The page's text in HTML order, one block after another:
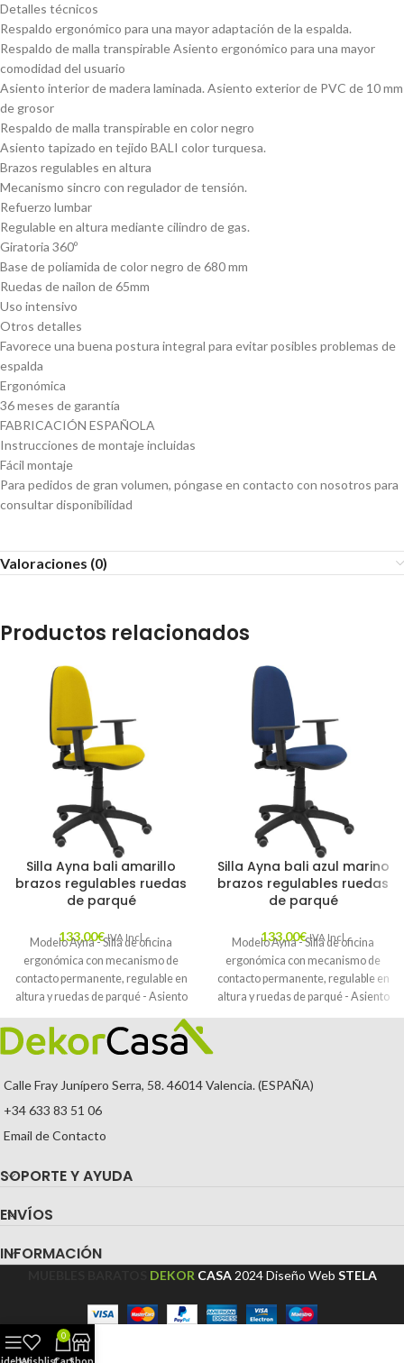
Detalles técnicos
Respaldo ergonómico para una mayor adaptación de la espalda.
Respaldo de malla transpirable Asiento ergonómico para una mayor
comodidad del usuario
Asiento interior de madera laminada. Asiento exterior de PVC de 10 mm
de grosor
Respaldo de malla transpirable en color negro
Asiento tapizado en tejido BALI color turquesa.
Brazos regulables en altura
Mecanismo sincro con regulador de tensión.
Refuerzo lumbar
Regulable en altura mediante cilindro de gas.
Giratoria 360º
Base de poliamida de color negro de 680 mm
Ruedas de nailon de 65mm
Uso intensivo
Otros detalles
Favorece una buena postura integral para evitar posibles problemas de
espalda
Ergonómica
36 meses de garantía
FABRICACIÓN ESPAÑOLA
Instrucciones de montaje incluidas
Fácil montaje
Para pedidos de gran volumen, póngase en contacto con nosotros para
consultar disponibilidad
Valoraciones (0)
Productos relacionados
Silla Ayna bali amarillo
brazos regulables ruedas
de parqué
133,00€ IVA Incl.
Modelo Ayna - Silla de oficina
ergonómica con mecanismo de
contacto permanente, regulable en
altura y ruedas de parqué - Asiento
y respaldo tapizados en tejido BALI
color amarillo (BRAZOS
REGULABLES EN ALTURA)
Silla Ayna bali azul marino
brazos regulables ruedas
de parqué
133,00€ IVA Incl.
Modelo Ayna - Silla de oficina
ergonómica con mecanismo de
contacto permanente, regulable en
altura y ruedas de parqué - Asiento
y respaldo tapizados en tejido BALI
Calle Fray Junípero Serra, 58. 46014 Valencia. (ESPAÑA)
+34 633 83 51 06
Email de Contacto
SOPORTE Y AYUDA
ENVÍOS
INFORMACIÓN
DEKOR CASA 2024Diseño Web STELA
0